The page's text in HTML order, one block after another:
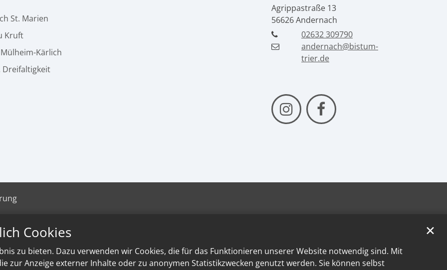
Cookies
zu bieten. Dazu verwenden wir Cookies, die für das Funktionieren unserer Website notwendig sind. Mit
zur Anzeige externer Inhalte oder zu anonymen Statistikzwecken genutzt werden. Sie können selbst
✕
St. Marien
Kruft
Kärlich
Dreifaltigkeit
Agrippastraße 13
56626Andernach
02632 309790
andernach@bistum-
trier.de